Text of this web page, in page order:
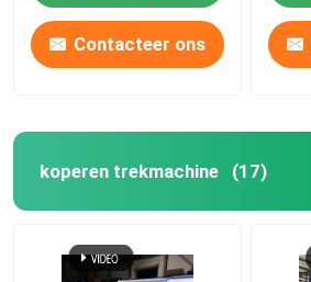
Contacteer ons
koperen trekmachine (17)